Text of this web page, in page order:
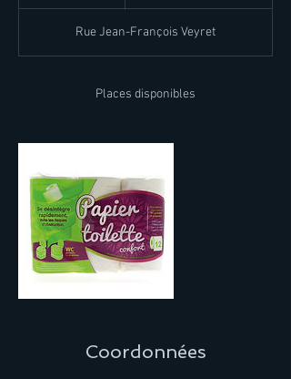
m
i
é
Rue Jean-François Veyret
Places disponibles
Coordonnées